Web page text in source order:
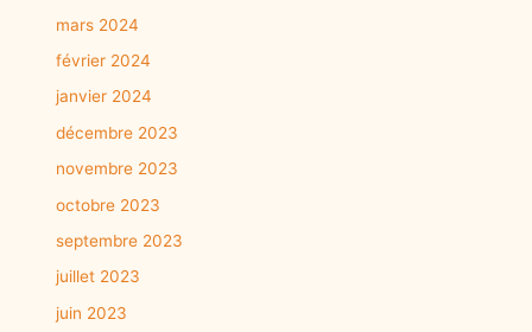
mars 2024
février 2024
janvier 2024
décembre 2023
novembre 2023
octobre 2023
septembre 2023
juillet 2023
juin 2023